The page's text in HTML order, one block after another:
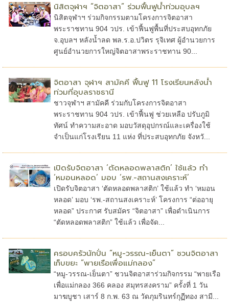
นิสิตจุฬาฯ “จิตอาสา” ร่วมฟื้นฟูน้ำท่วมอุบลฯ
นิสิตจุฬาฯ ร่วมกิจกรรมตามโครงการจิตอาสา
พระราชทาน 904 วปร. เข้าฟื้นฟูพื้นที่ประสบอุทกภัย
จ.อุบลฯ หลังน้ำลด พล.ร.อ.ปวิตร รุจิเทศ ผู้อำนวยการ
ศูนย์อำนวยการใหญ่จิตอาสาพระราชทาน 90...
จิตอาสา จุฬาฯ สามัคคี ฟื้นฟู 11 โรงเรียนหลังน้ำ
ท่วมที่อุบลราชธานี
ชาวจุฬาฯ สามัคคี ร่วมกับโครงการจิตอาสา
พระราชทาน 904 วปร. เข้าฟื้นฟู ช่วยเหลือ ปรับภูมิ
ทัศน์ ทำความสะอาด มอบวัสดุอุปกรณ์และเครื่องใช้
จำเป็นแก่โรงเรียน 11 แห่ง ที่ประสบอุทกภัย จังหวั...
เปิดรับจิตอาสา ‘ตัดหลอดพลาสติก’ ใช้แล้ว ทำ
‘หมอนหลอด’ มอบ ‘รพ.-สถานสงเคราะห์’
เปิดรับจิตอาสา ‘ตัดหลอดพลาสติก’ ใช้แล้ว ทำ ‘หมอน
หลอด’ มอบ ‘รพ.-สถานสงเคราะห์’ โครงการ “ต่ออายุ
หลอด” ประกาศ รับสมัคร “จิตอาสา” เพื่อดำเนินการ
“ตัดหลอดพลาสติก” ใช้แล้ว เพื่อจัด...
ครอบครัวนักปั่น “หมู-วรรณ-เย็นตา” ชวนจิตอาสา
เก็บขยะ “พายเรือเพื่อแม่กลอง”
“หมู-วรรณ-เย็นตา” ชวนจิตอาสาร่วมกิจกรรม “พายเรือ
เพื่อแม่กลอง 366 คลอง สมุทรสงคราม” ครั้งที่ 1 วัน
มาฆบูชา เสาร์ 8 ก.พ. 63 ณ วัดภุมรินทร์กุฏีทอง สามี...